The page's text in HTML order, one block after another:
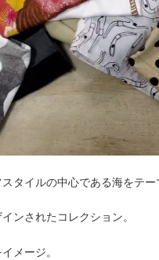
タイルの中心である海をテー
ンされたコレクション。
メージ。